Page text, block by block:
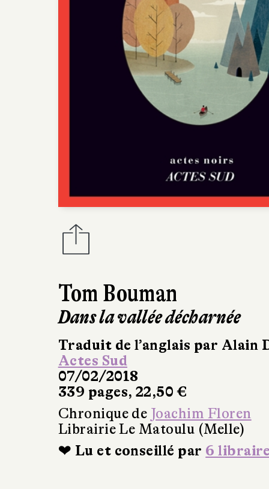
Tom Bouman
Dans la vallée décharnée
Traduit de l’anglais par Alain
Actes Sud
07/02/2018
339 pages, 22,50 €
Chronique de Joachim Floren
Librairie Le Matoulu (Melle)
❤ Lu et conseillé par 6